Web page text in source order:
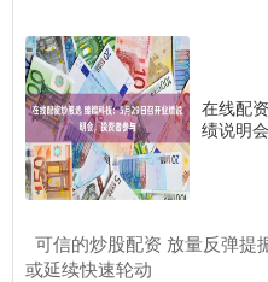
在线配
绩说明
可信的炒股配资 放量反弹提
或延续快速轮动